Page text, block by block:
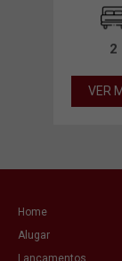
2
VER
Home
Alugar
Lançamentos